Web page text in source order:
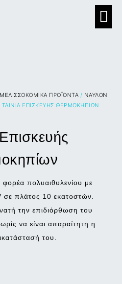
ΠΡΟΪΟΝΤΑ / ΝΑΥΛΟΝ
ΤΑΙΝΊΑ ΕΠΙΣΚΕΥΉΣ ΘΕΡΜΟΚΗΠΊΩΝ
φορέα πολυαιθυλενίου με
σε πλάτος 10 εκατοστών.
την επιδιόρθωση του
να είναι απαραίτητη η
του.